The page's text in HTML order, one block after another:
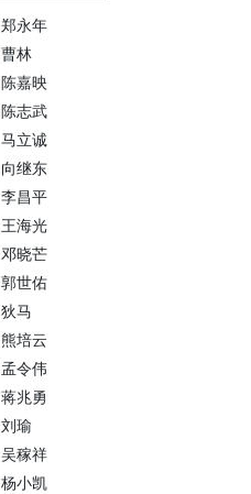
郑永年
曹林
陈嘉映
陈志武
马立诚
向继东
李昌平
王海光
邓晓芒
郭世佑
狄马
熊培云
孟令伟
蒋兆勇
刘瑜
吴稼祥
杨小凯